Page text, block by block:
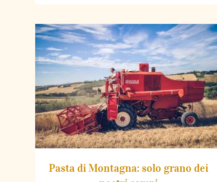
Pasta di Montagna: solo grano dei nostri
campi
Pasta di Montagna: solo grano dei